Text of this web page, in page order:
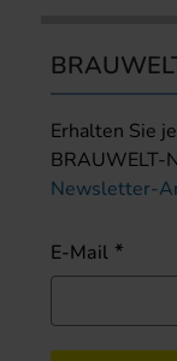
Erhalten Sie
BRAUWELT-
Newsletter-
E-Mail